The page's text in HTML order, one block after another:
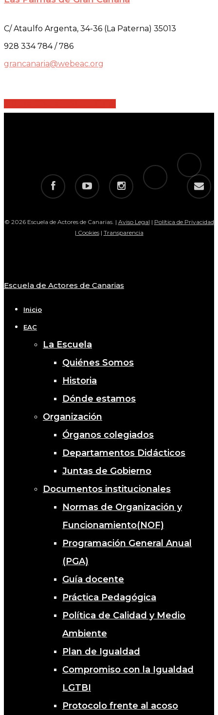
C/ Ataulfo Argenta, 34-36 (La Paterna) 35013
928 334 784 / 786
grancanaria@webeac.org
facebook youtube instagram
telegram
tiktok
email
© 2026 Escuela de Actores de Canarias. | Aviso Legal | Política de Privacidad
| Cookies| Transparencia
Close
Escuela de Actores de Canarias
Inicio
EAC
La Escuela
Quiénes Somos
Historia
Dónde estamos
Organización
Órganos colegiados
Departamentos Didácticos
Juntas de Gobierno
Documentos institucionales
Normas de Organización y
Funcionamiento(NOF)
Programación General Anual
(PGA)
Guía docente
Práctica Pedagógica
Política de Calidad y Medio
Ambiente
Plan de Igualdad
Compromiso con la Igualdad
LGTBI
Protocolo frente al acoso